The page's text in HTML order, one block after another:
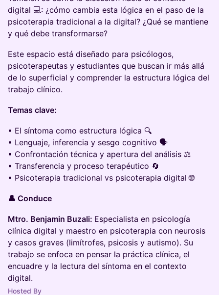
digital 💻: ¿cómo cambia esta lógica en el paso de la
psicoterapia tradicional a la digital? ¿Qué se mantiene
y qué debe transformarse?
Este espacio está diseñado para psicólogos,
psicoterapeutas y estudiantes que buscan ir más allá
de lo superficial y comprender la estructura lógica del
trabajo clínico.
Temas clave:
• El síntoma como estructura lógica 🔍
• Lenguaje, inferencia y sesgo cognitivo 🗣️
• Confrontación técnica y apertura del análisis ⚖️
• Transferencia y proceso terapéutico 🔄
• Psicoterapia tradicional vs psicoterapia digital 🌐
👤 Conduce
Mtro. Benjamin Buzali: Especialista en psicología
clínica digital y maestro en psicoterapia con neurosis
y casos graves (limítrofes, psicosis y autismo). Su
trabajo se enfoca en pensar la práctica clínica, el
encuadre y la lectura del síntoma en el contexto
digital.
Hosted By